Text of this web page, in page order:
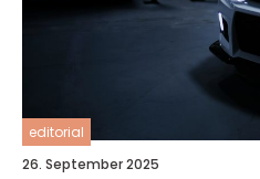
editorial
26. September 2025